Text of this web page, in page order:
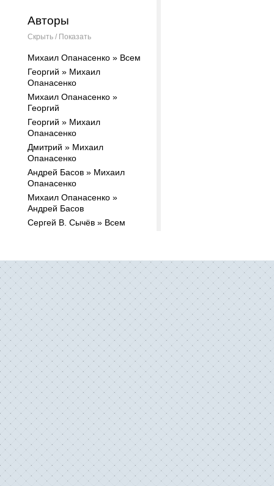
Авторы
Скрыть / Показать
Михаил Опанасенко » Всем
Георгий » Михаил
Опанасенко
Михаил Опанасенко »
Георгий
Георгий » Михаил
Опанасенко
Дмитрий » Михаил
Опанасенко
Андрей Басов » Михаил
Опанасенко
Михаил Опанасенко »
Андрей Басов
Сергей В. Сычёв » Всем